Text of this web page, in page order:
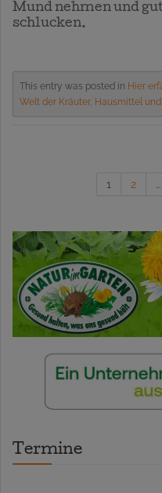
Mund nehmen und
schlucken.
This entry was posted in Hier
Welt der Kräuter, Hausmittel
1 2
Termine